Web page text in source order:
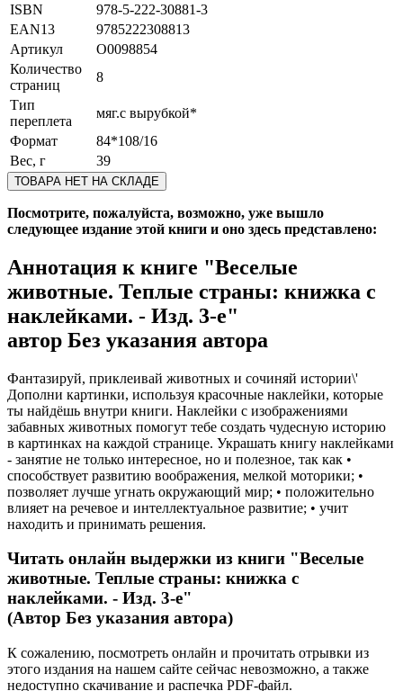
ISBN
978-5-222-30881-3
EAN13
9785222308813
Артикул
O0098854
Количество
страниц
8
Тип
переплета
мяг.с вырубкой*
Формат
84*108/16
Вес, г
39
ТОВАРА НЕТ НА СКЛАДЕ
Посмотрите, пожалуйста, возможно, уже вышло
следующее издание этой книги и оно здесь представлено:
Аннотация к книге "Веселые
животные. Теплые страны: книжка с
наклейками. - Изд. 3-е"
автор Без указания автора
Фантазируй, приклеивай животных и сочиняй истории\'
Дополни картинки, используя красочные наклейки, которые
ты найдёшь внутри книги. Наклейки с изображениями
забавных животных помогут тебе создать чудесную историю
в картинках на каждой странице. Украшать книгу наклейками
- занятие не только интересное, но и полезное, так как •
способствует развитию воображения, мелкой моторики; •
позволяет лучше угнать окружающий мир; • положительно
влияет на речевое и интеллектуальное развитие; • учит
находить и принимать решения.
Читать онлайн выдержки из книги "Веселые
животные. Теплые страны: книжка с
наклейками. - Изд. 3-е"
(Автор Без указания автора)
К сожалению, посмотреть онлайн и прочитать отрывки из
этого издания на нашем сайте сейчас невозможно, а также
недоступно скачивание и распечка PDF-файл.